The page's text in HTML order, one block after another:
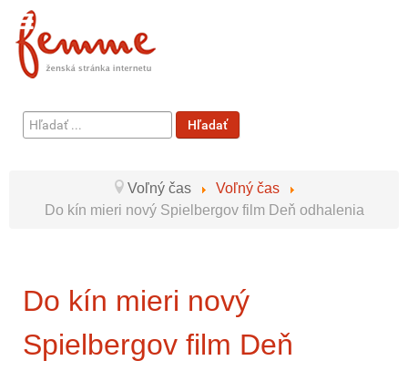
Hľadať
...
Hľadať
Voľný čas
Voľný čas
Do kín mieri nový Spielbergov film Deň odhalenia
Do kín mieri nový
Spielbergov film Deň